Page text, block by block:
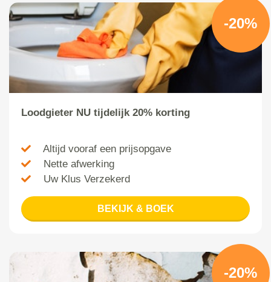
-20%
Loodgieter NU tijdelijk 20% korting
Altijd vooraf een prijsopgave
Nette afwerking
Uw Klus Verzekerd
BEKIJK & BOEK
-20%